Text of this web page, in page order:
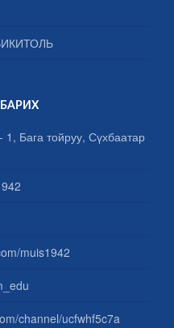
1, Бага тойруу, Сүхбаатар
muis1942
channel/ucfwhf5c7a